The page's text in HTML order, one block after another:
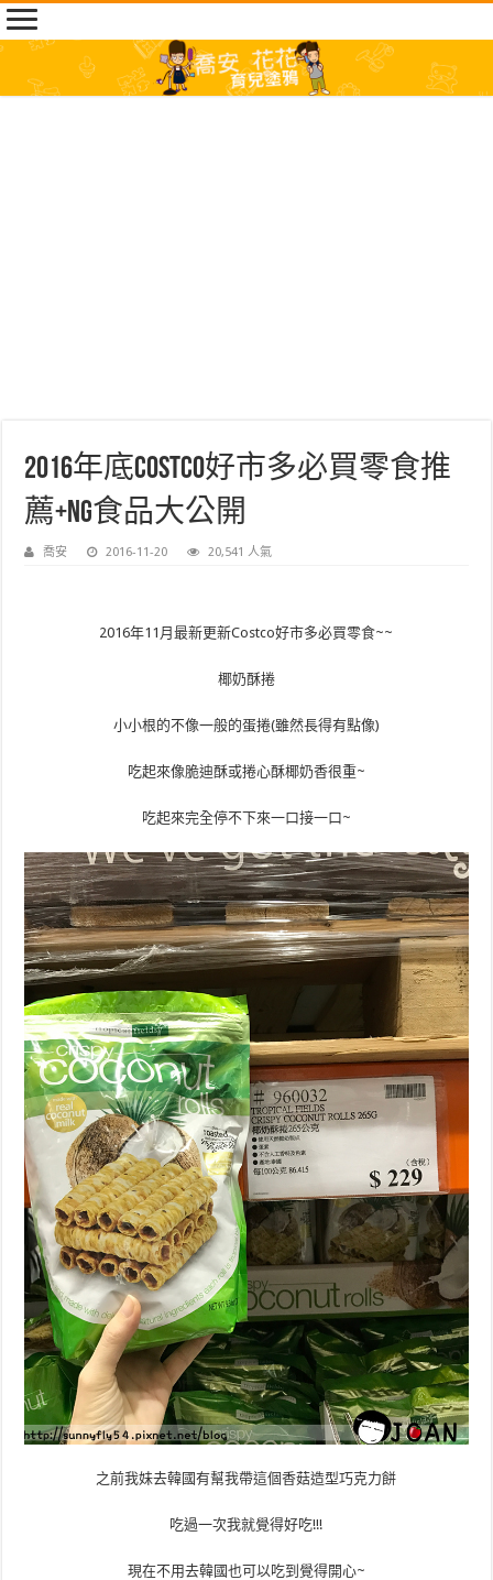
2016年底Costco好市多必買零食推
薦+NG食品大公開
喬安 2016-11-20 20,541 人氣
2016年11月最新更新Costco好市多必買零食~~
椰奶酥捲
小小根的不像一般的蛋捲(雖然長得有點像)
吃起來像脆迪酥或捲心酥椰奶香很重~
吃起來完全停不下來一口接一口~
之前我妹去韓國有幫我帶這個香菇造型巧克力餅
吃過一次我就覺得好吃!!!
現在不用去韓國也可以吃到覺得開心~